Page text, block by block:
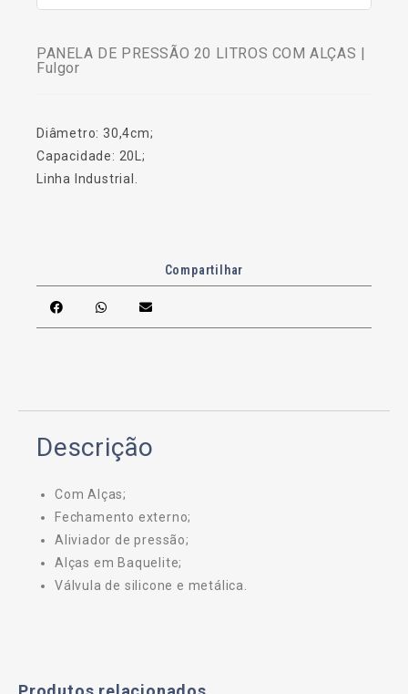
PANELA DE PRESSÃO 20 LITROS COM ALÇAS |
Fulgor
Diâmetro: 30,4cm;
Capacidade: 20L;
Linha Industrial.
Compartilhar
Descrição
Com Alças;
Fechamento externo;
Aliviador de pressão;
Alças em Baquelite;
Válvula de silicone e metálica.